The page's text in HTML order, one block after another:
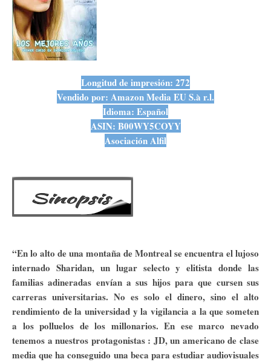
Longitud de impresión: 272
Vendido por: Amazon Media EU S.à r.l.
Idioma: Español
ASIN: B00WY5COYY
Asociación Alfil
“En lo alto de una montaña de Montreal se encuentra el lujoso
internado Sharidan, un lugar selecto y elitista donde las
familias adineradas envían a sus hijos para que cursen sus
carreras universitarias. No es solo el dinero, sino el alto
rendimiento de la universidad y la vigilancia a la que someten
a los polluelos de los millonarios. En ese marco nevado
tenemos a nuestros protagonistas : JD, un americano de clase
media que ha conseguido una beca para estudiar audiovisuales